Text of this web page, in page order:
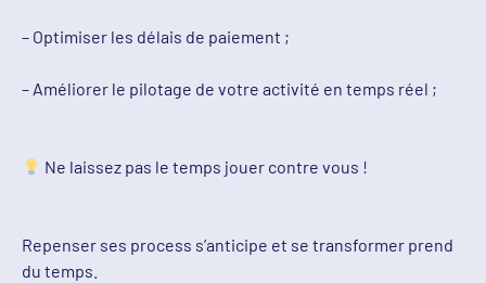
– Optimiser les délais de paiement ;
– Améliorer le pilotage de votre activité en temps réel ;
Ne laissez pas le temps jouer contre vous !
Repenser ses process s’anticipe et se transformer prend
du temps.